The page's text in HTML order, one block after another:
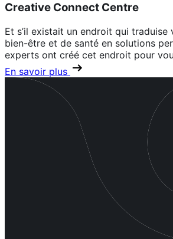
Creative Connect Centre
Et s’il existait un endroit qui traduise
bien-être et de santé en solutions
experts ont créé cet endroit pour
En savoir plus